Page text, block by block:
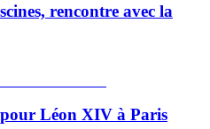
rencontre avec la
Léon XIV à Paris